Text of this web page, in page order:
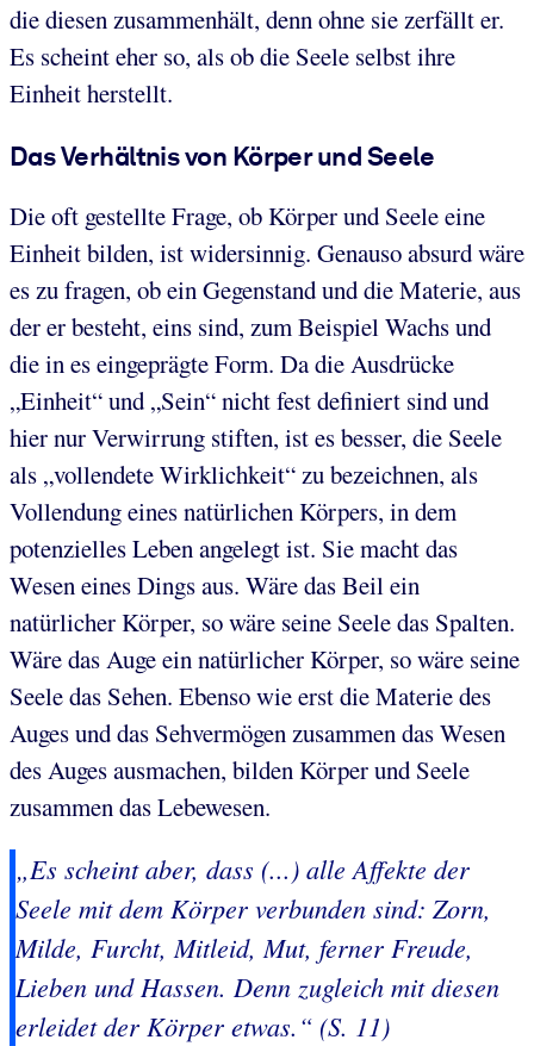
die diesen zusammenhält, denn ohne sie zerfällt er.
Es scheint eher so, als ob die Seele selbst ihre
Einheit herstellt.
Das Verhältnis von Körper und Seele
Die oft gestellte Frage, ob Körper und Seele eine
Einheit bilden, ist widersinnig. Genauso absurd wäre
es zu fragen, ob ein Gegenstand und die Materie, aus
der er besteht, eins sind, zum Beispiel Wachs und
die in es eingeprägte Form. Da die Ausdrücke
„Einheit“ und „Sein“ nicht fest definiert sind und
hier nur Verwirrung stiften, ist es besser, die Seele
als „vollendete Wirklichkeit“ zu bezeichnen, als
Vollendung eines natürlichen Körpers, in dem
potenzielles Leben angelegt ist. Sie macht das
Wesen eines Dings aus. Wäre das Beil ein
natürlicher Körper, so wäre seine Seele das Spalten.
Wäre das Auge ein natürlicher Körper, so wäre seine
Seele das Sehen. Ebenso wie erst die Materie des
Auges und das Sehvermögen zusammen das Wesen
des Auges ausmachen, bilden Körper und Seele
zusammen das Lebewesen.
„Es scheint aber, dass (...) alle Affekte der
Seele mit dem Körper verbunden sind: Zorn,
Milde, Furcht, Mitleid, Mut, ferner Freude,
Lieben und Hassen. Denn zugleich mit diesen
erleidet der Körper etwas.“ (S. 11)